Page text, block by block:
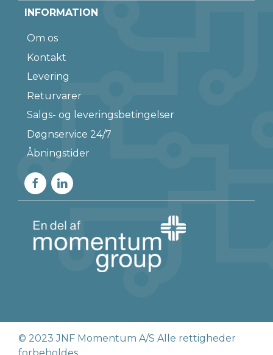
INFORMATION
Om os
Kontakt
Levering
Returvarer
Salgs- og leveringsbetingelser
Døgnservice 24/7
Åbningstider
© 2023 JNF Momentum A/S Alle rettigheder